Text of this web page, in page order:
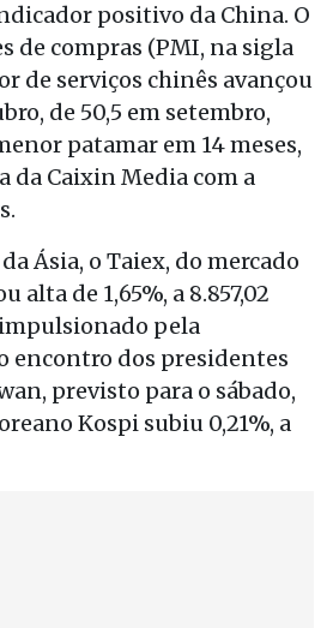
positivo da China. O
de compras (PMI, na sigla
de serviços chinês avançou
de 50,5 em setembro,
patamar em 14 meses,
da Caixin Media com a
Ásia, o Taiex, do mercado
alta de 1,65%, a 8.857,02
pela
encontro dos presidentes
previsto para o sábado,
Kospi subiu 0,21%, a